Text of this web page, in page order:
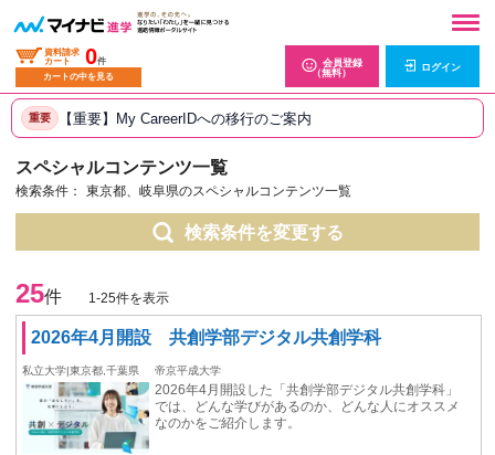
資料請求
カート
0件
カートの中を見る
会員登録
（無料）
ログイン
重要 【重要】My CareerIDへの移行のご案内
スペシャルコンテンツ一覧
検索条件： 東京都、岐阜県のスペシャルコンテンツ一覧
検索条件を変更する
25件 1-25件を表示
2026年4月開設 共創学部デジタル共創学科
私立大学|東京都,千葉県 帝京平成大学
2026年4月開設した「共創学部デジタル共創学科」
では、どんな学びがあるのか、どんな人にオススメ
なのかをご紹介します。